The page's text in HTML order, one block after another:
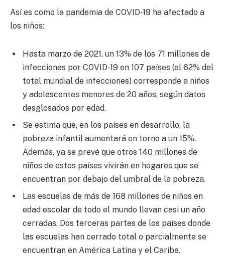
Así es como la pandemia de COVID-19 ha afectado a
los niños:
Hasta marzo de 2021, un 13% de los 71 millones de
infecciones por COVID-19 en 107 países (el 62% del
total mundial de infecciones) corresponde a niños
y adolescentes menores de 20 años, según datos
desglosados por edad.
Se estima que, en los países en desarrollo, la
pobreza infantil aumentará en torno a un 15%.
Además, ya se prevé que otros 140 millones de
niños de estos países vivirán en hogares que se
encuentran por debajo del umbral de la pobreza.
Las escuelas de más de 168 millones de niños en
edad escolar de todo el mundo llevan casi un año
cerradas. Dos terceras partes de los países donde
las escuelas han cerrado total o parcialmente se
encuentran en América Latina y el Caribe.